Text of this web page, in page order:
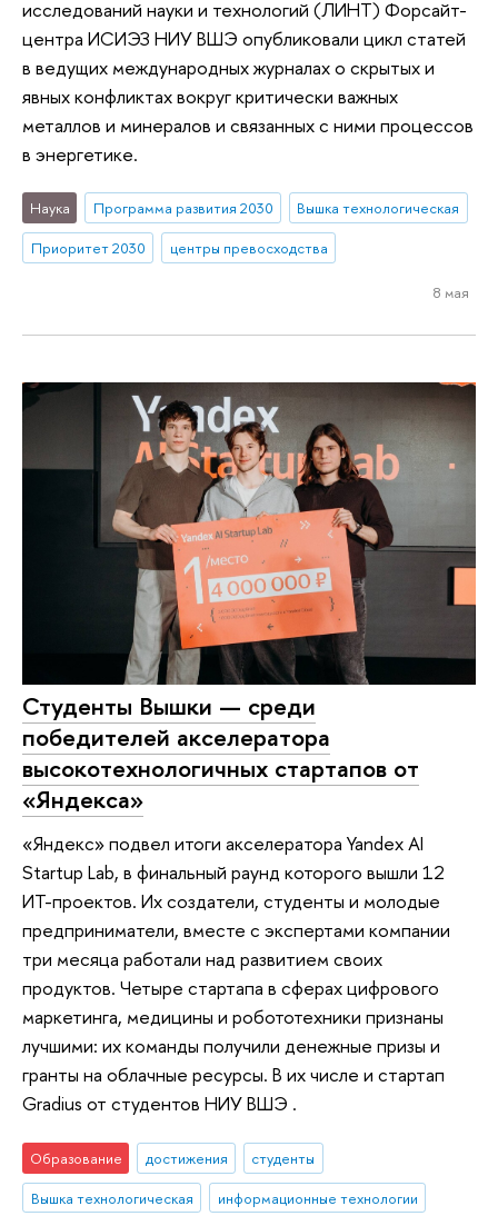
исследований науки и технологий (ЛИНТ) Форсайт-
центра ИСИЭЗ НИУ ВШЭ опубликовали цикл статей
в ведущих международных журналах о скрытых и
явных конфликтах вокруг критически важных
металлов и минералов и связанных с ними процессов
в энергетике.
Наука Программа развития 2030
Вышка технологическая
Приоритет 2030
центры превосходства
8 мая
Студенты Вышки — среди
победителей акселератора
высокотехнологичных стартапов от
«Яндекса»
«Яндекс» подвел итоги акселератора Yandex AI
Startup Lab, в финальный раунд которого вышли 12
ИТ-проектов. Их создатели, студенты и молодые
предприниматели, вместе с экспертами компании
три месяца работали над развитием своих
продуктов. Четыре стартапа в сферах цифрового
маркетинга, медицины и робототехники признаны
лучшими: их команды получили денежные призы и
гранты на облачные ресурсы. В их числе и стартап
Gradius от студентов НИУ ВШЭ .
Образование достижения
студенты
Вышка технологическая
информационные технологии